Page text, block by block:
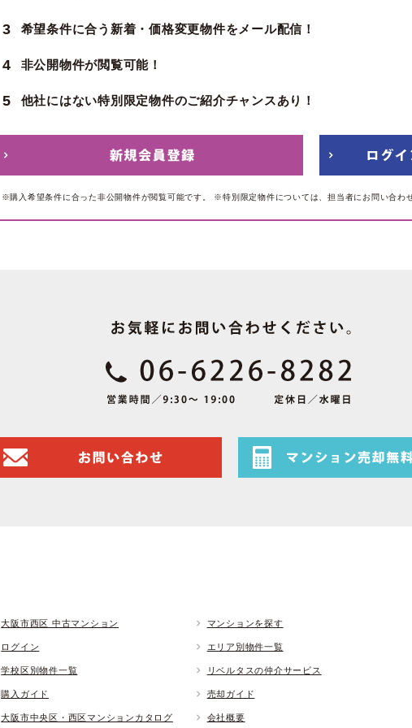
3 希望条件に合う新着・価格変更物件をメール配信！
4 非公開物件が閲覧可能！
5 他社にはない特別限定物件のご紹介チャンスあり！
※購入希望条件に合った非公開物件が閲覧可能です。 ※特別限定物件については、担当者にお問い合わ
大阪市西区 中古マンション マンションを探す
ログイン エリア別物件一覧
学校区別物件一覧 リベルタスの仲介サービス
購入ガイド 売却ガイド
大阪市中央区・西区マンションカタログ 会社概要